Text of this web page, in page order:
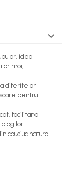
ideal
moi,
diferitelor
pentru
facilitand
cauciuc natural.